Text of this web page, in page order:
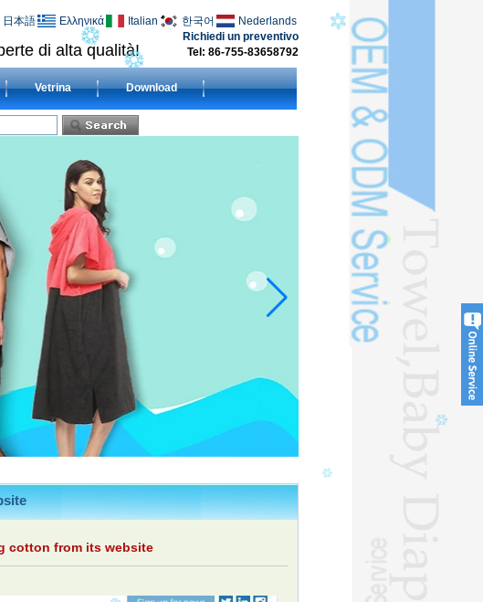
di alta qualità! Tel: 86-755-83658792
Richiedi un preventivo
日本語 Ελληνικά Italian 한국어 Nederlands
Vetrina Download
cotton from its website